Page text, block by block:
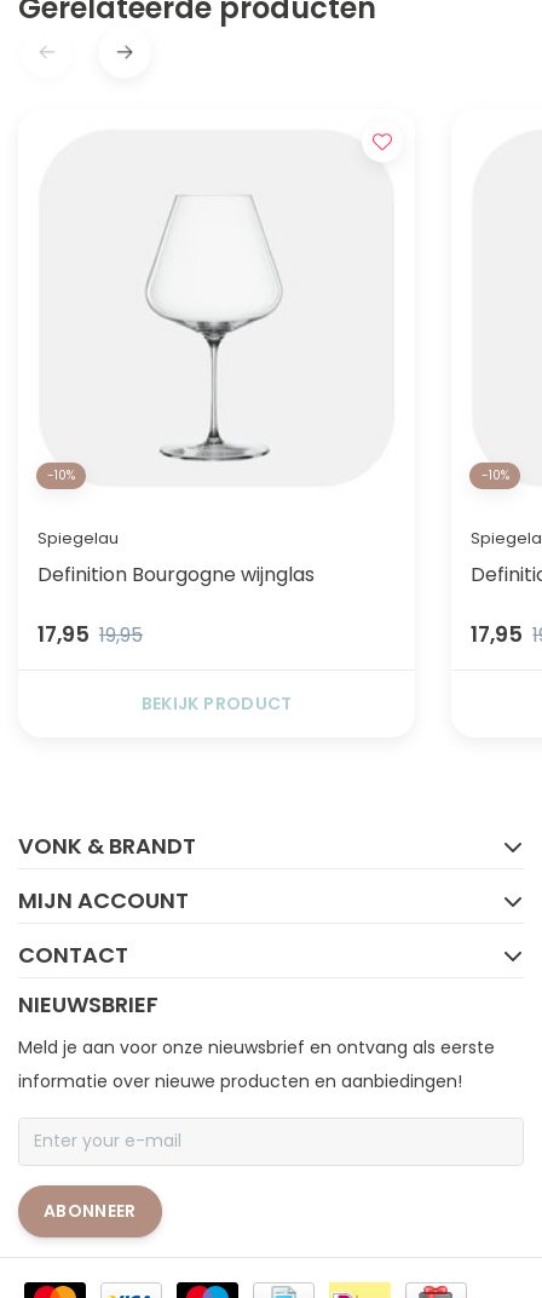
Gerelateerde producten
-10%
Spiegelau
Definition Bourgogne wijnglas
17,95 19,95
BEKIJK PRODUCT
-10%
17,95
VONK & BRANDT
MIJN ACCOUNT
CONTACT
NIEUWSBRIEF
Meld je aan voor onze nieuwsbrief en ontvang als eerste
informatie over nieuwe producten en aanbiedingen!
ABONNEER